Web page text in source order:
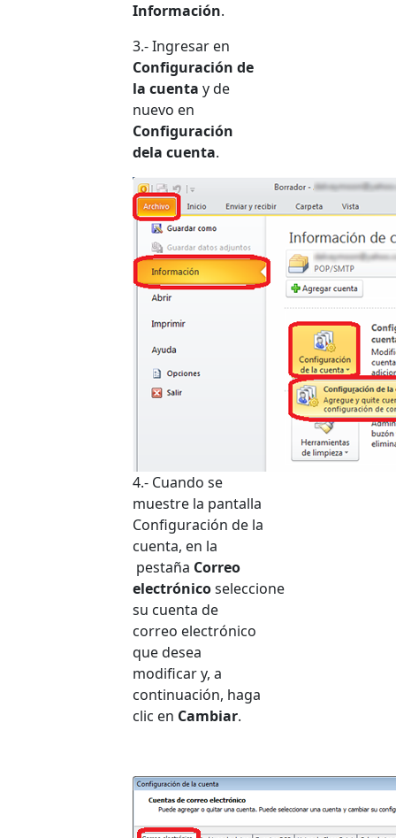
Información.
3.- Ingresar en
Configuración de
la cuenta y de
nuevo en
Configuración
dela cuenta.
4.- Cuando se
muestre la pantalla
Configuración de la
cuenta, en la
pestaña Correo
electrónicoseleccione
su cuenta de
correo electrónico
que desea
modificar y, a
continuación, haga
clic en Cambiar.